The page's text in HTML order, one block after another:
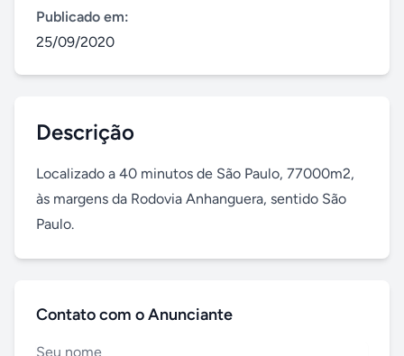
Publicado em:
25/09/2020
Descrição
Localizado a 40 minutos de São Paulo, 77000m2,
às margens da Rodovia Anhanguera, sentido São
Paulo.
Contato com o Anunciante